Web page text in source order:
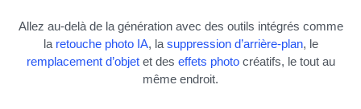
Allez au-delà de la génération avec des outils intégrés comme
la retouche photo IA, la suppression d’arrière-plan, le
remplacement d’objetet des effets photocréatifs, le tout au
même endroit.